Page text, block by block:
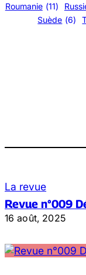
Roumanie (11)
Suède (6)
La revue
Revue n°009
16 août, 2025